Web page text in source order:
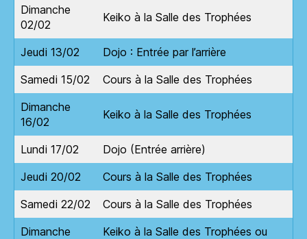
Dimanche
02/02
Keiko à la Salle des Trophées
Jeudi 13/02
Dojo : Entrée par l’arrière
Samedi 15/02
Cours à la Salle des Trophées
Dimanche
16/02
Keiko à la Salle des Trophées
Lundi 17/02
Dojo (Entrée arrière)
Jeudi 20/02
Cours à la Salle des Trophées
Samedi 22/02
Cours à la Salle des Trophées
Dimanche
Keiko à la Salle des Trophées ou